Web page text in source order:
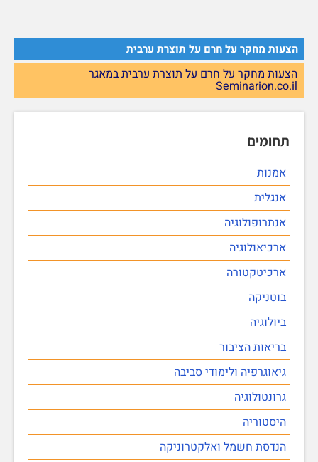
הצעות מחקר על חרם על תוצרת ערבית
הצעות מחקר על חרם על תוצרת ערבית במאגר
Seminarion.co.il
תחומים
אמנות
אנגלית
אנתרופולוגיה
ארכיאולוגיה
ארכיטקטורה
בוטניקה
ביולוגיה
בריאות הציבור
גיאוגרפיה ולימודי סביבה
גרונטולוגיה
היסטוריה
הנדסת חשמל ואלקטרוניקה